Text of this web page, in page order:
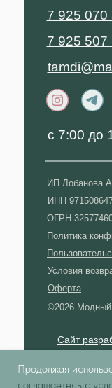
©2026 Модный
*Instagram -
экстремистской
территории РФ
Сайт
ИП Лобанова
ОГРН
ИНН
Политика
Условия
Оферта
7 925 070
7 925 507
c 7:00 до
Продолжая
соглашаетесь с